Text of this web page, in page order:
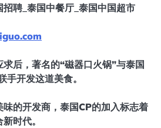
聘_泰国中餐厅_泰国中国超市
后，著名的“磁器口火锅”与泰国
手开发这道美食。
的开发商，泰国CP的加入标志着
时代。